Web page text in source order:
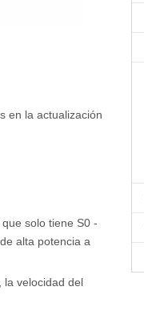
en la actualización
solo tiene S0 -
alta potencia a
la velocidad del